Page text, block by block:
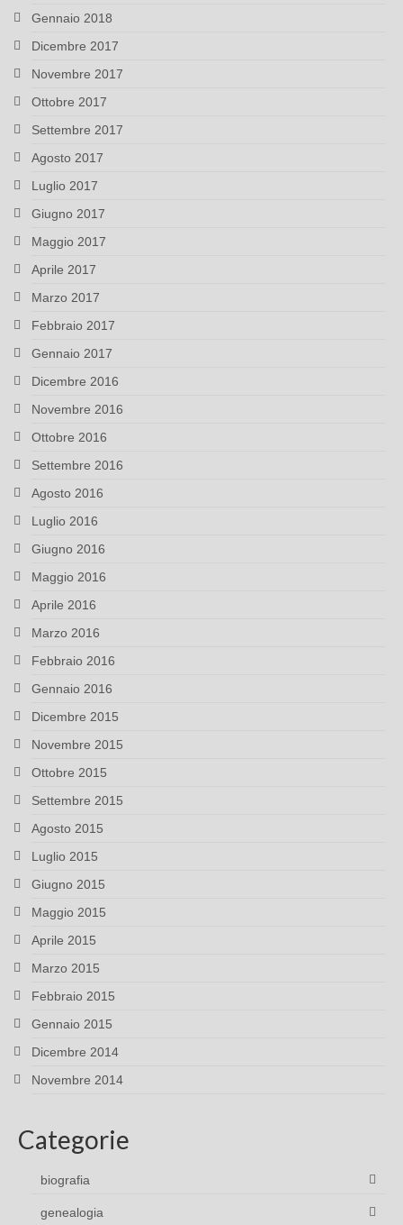
Gennaio 2018
Dicembre 2017
Novembre 2017
Ottobre 2017
Settembre 2017
Agosto 2017
Luglio 2017
Giugno 2017
Maggio 2017
Aprile 2017
Marzo 2017
Febbraio 2017
Gennaio 2017
Dicembre 2016
Novembre 2016
Ottobre 2016
Settembre 2016
Agosto 2016
Luglio 2016
Giugno 2016
Maggio 2016
Aprile 2016
Marzo 2016
Febbraio 2016
Gennaio 2016
Dicembre 2015
Novembre 2015
Ottobre 2015
Settembre 2015
Agosto 2015
Luglio 2015
Giugno 2015
Maggio 2015
Aprile 2015
Marzo 2015
Febbraio 2015
Gennaio 2015
Dicembre 2014
Novembre 2014
Categorie
biografia
genealogia